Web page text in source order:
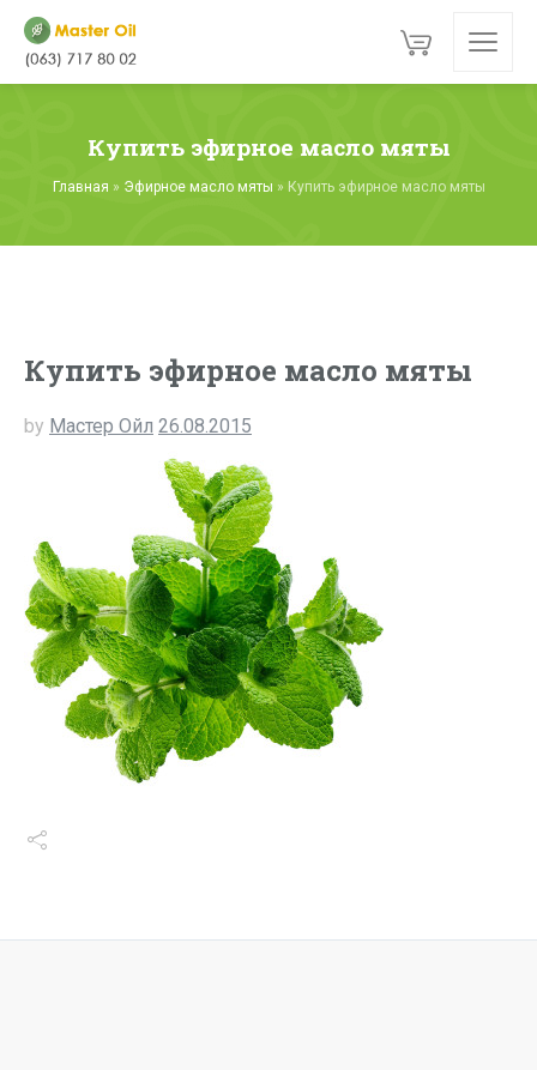
Купить эфирное масло мяты
Главная » Эфирное масло мяты » Купить эфирное масло мяты
Купить эфирное масло мяты
by Мастер Ойл 26.08.2015